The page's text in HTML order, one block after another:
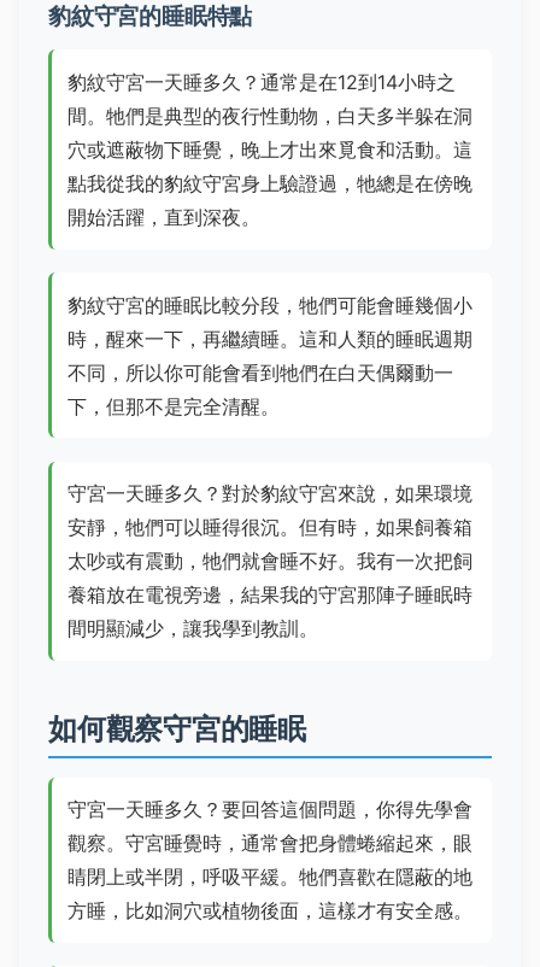
豹紋守宮的睡眠特點
豹紋守宮一天睡多久？通常是在12到14小時之
間。牠們是典型的夜行性動物，白天多半躲在洞
穴或遮蔽物下睡覺，晚上才出來覓食和活動。這
點我從我的豹紋守宮身上驗證過，牠總是在傍晚
開始活躍，直到深夜。
豹紋守宮的睡眠比較分段，牠們可能會睡幾個小
時，醒來一下，再繼續睡。這和人類的睡眠週期
不同，所以你可能會看到牠們在白天偶爾動一
下，但那不是完全清醒。
守宮一天睡多久？對於豹紋守宮來說，如果環境
安靜，牠們可以睡得很沉。但有時，如果飼養箱
太吵或有震動，牠們就會睡不好。我有一次把飼
養箱放在電視旁邊，結果我的守宮那陣子睡眠時
間明顯減少，讓我學到教訓。
如何觀察守宮的睡眠
守宮一天睡多久？要回答這個問題，你得先學會
觀察。守宮睡覺時，通常會把身體蜷縮起來，眼
睛閉上或半閉，呼吸平緩。牠們喜歡在隱蔽的地
方睡，比如洞穴或植物後面，這樣才有安全感。